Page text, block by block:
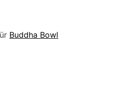
Buddha Bowl